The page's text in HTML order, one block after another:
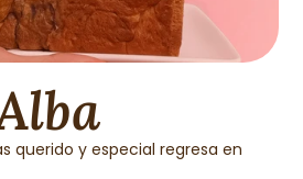
querido y especial regresa en